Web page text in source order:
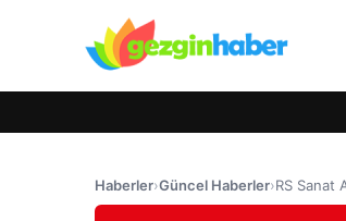
Haberler›Güncel Haberler›RS Sanat